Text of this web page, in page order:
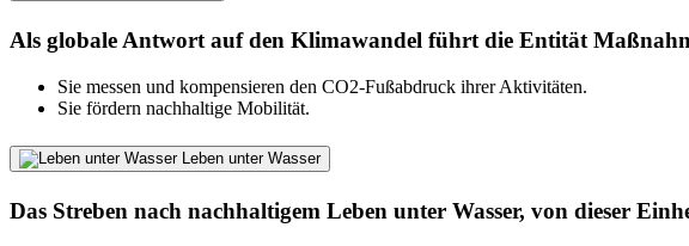
Als globale Antwort auf den Klimawandel führt die Entität
Sie messen und kompensieren den CO2-Fußabdruck ihrer Aktivitäten.
Sie fördern nachhaltige Mobilität.
Leben unter Wasser
Das Streben nach nachhaltigem Leben unter Wasser, von dieser